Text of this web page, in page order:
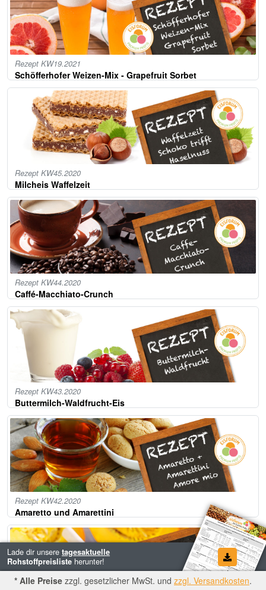
Rezept KW19.2021
Schöfferhofer Weizen-Mix - Grapefruit Sorbet
Rezept KW45.2020
Milcheis Waffelzeit
Rezept KW44.2020
Caffé-Macchiato-Crunch
Rezept KW43.2020
Buttermilch-Waldfrucht-Eis
Rezept KW42.2020
Amaretto und Amarettini
Kreiere deine Eissorten wie ein
Profi, mit unserem
* Alle Preise zzgl. gesetzlicher MwSt. und zzgl. Versandkosten.